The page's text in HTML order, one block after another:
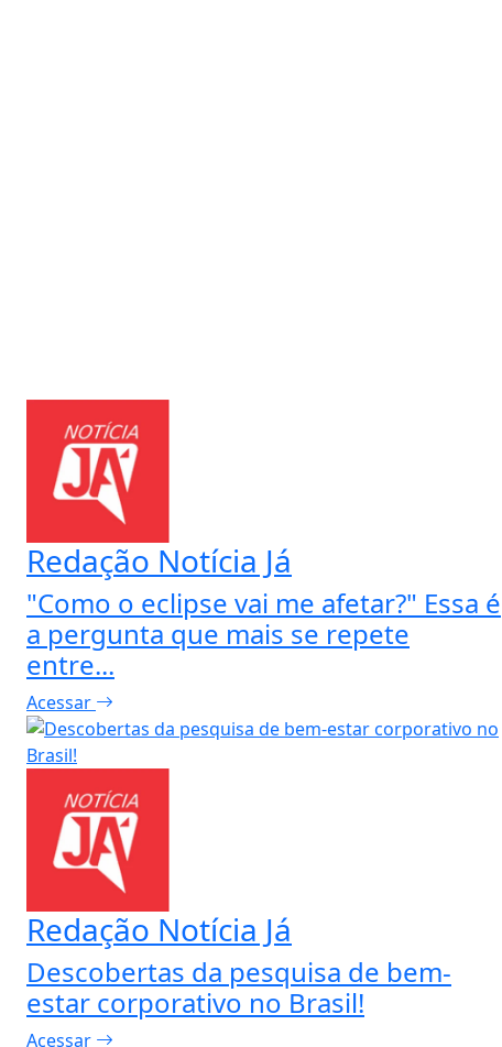
Redação Notícia Já
"Como o eclipse vai me afetar?" Essa é
a pergunta que mais se repete
entre...
Acessar
Redação Notícia Já
Descobertas da pesquisa de bem-
estar corporativo no Brasil!
Acessar